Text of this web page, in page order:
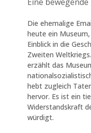
Die ehemalige
heute ein
Einblick in die
Zweiten
erzählt das
hebt zugleich
hervor. Es ist ein
Widerstandskraft
würdigt.